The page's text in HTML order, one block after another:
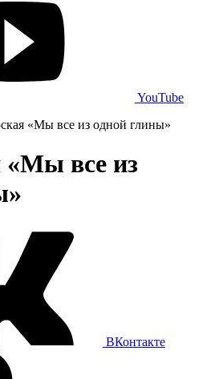
YouTube
«Мы все из одной глины»
«Мы все из
ВКонтакте